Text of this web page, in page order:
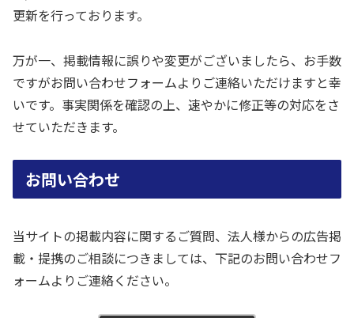
更新を行っております。
万が一、掲載情報に誤りや変更がございましたら、お手数
ですがお問い合わせフォームよりご連絡いただけますと幸
いです。事実関係を確認の上、速やかに修正等の対応をさ
せていただきます。
お問い合わせ
当サイトの掲載内容に関するご質問、法人様からの広告掲
載・提携のご相談につきましては、下記のお問い合わせフ
ォームよりご連絡ください。